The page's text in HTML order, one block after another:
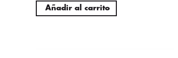
Añadir al carrito